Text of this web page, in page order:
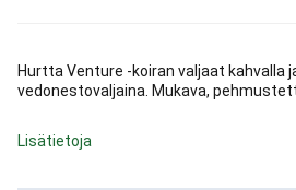
Hurtta Venture -koiran valjaat kahvalla
vedonestovaljaina. Mukava,
Lisätietoja